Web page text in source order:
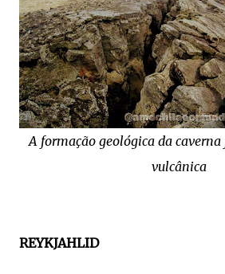
A formação geológica da
vulcânica
REYKJAHLID